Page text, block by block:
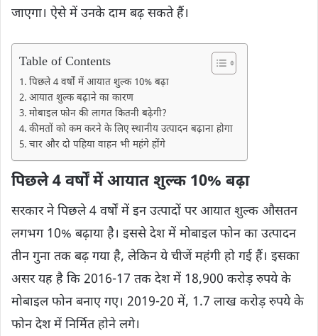
जाएगा। ऐसे में उनके दाम बढ़ सकते हैं।
Table of Contents
पिछले 4 वर्षों में आयात शुल्क 10% बढ़ा
आयात शुल्क बढ़ाने का कारण
मोबाइल फोन की लागत कितनी बढ़ेगी?
कीमतों को कम करने के लिए स्थानीय उत्पादन बढ़ाना होगा
चार और दो पहिया वाहन भी महंगे होंगे
पिछले 4 वर्षों में आयात शुल्क 10% बढ़ा
सरकार ने पिछले 4 वर्षों में इन उत्पादों पर आयात शुल्क औसतन
लगभग 10% बढ़ाया है। इससे देश में मोबाइल फोन का उत्पादन
तीन गुना तक बढ़ गया है, लेकिन ये चीजें महंगी हो गई हैं। इसका
असर यह है कि 2016-17 तक देश में 18,900 करोड़ रुपये के
मोबाइल फोन बनाए गए। 2019-20 में, 1.7 लाख करोड़ रुपये के
फोन देश में निर्मित होने लगे।